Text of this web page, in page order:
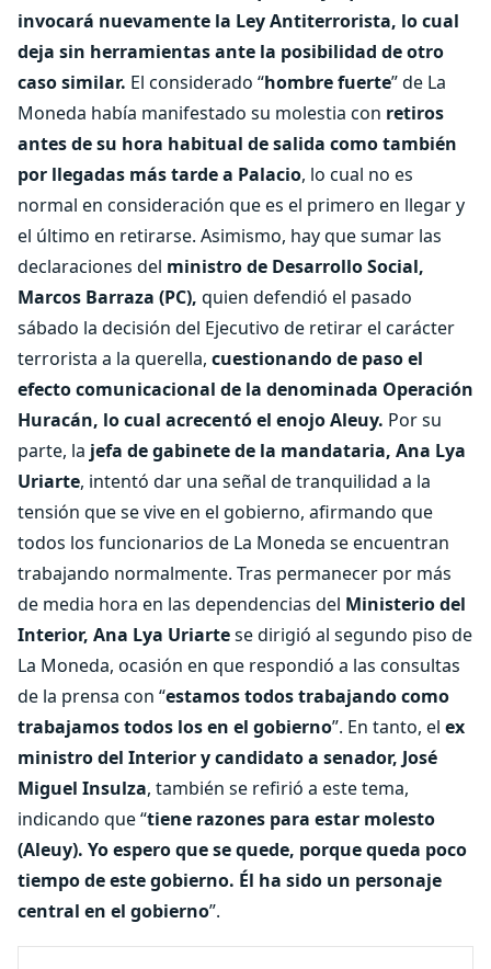
invocará nuevamente la Ley Antiterrorista, lo cual
deja sin herramientas ante la posibilidad de otro
caso similar. El considerado “hombre fuerte” de La
Moneda había manifestado su molestia con retiros
antes de su hora habitual de salida como también
por llegadas más tarde a Palacio, lo cual no es
normal en consideración que es el primero en llegar y
el último en retirarse. Asimismo, hay que sumar las
declaraciones del ministro de Desarrollo Social,
Marcos Barraza (PC), quien defendió el pasado
sábado la decisión del Ejecutivo de retirar el carácter
terrorista a la querella, cuestionando de paso el
efecto comunicacional de la denominada Operación
Huracán, lo cual acrecentó el enojo Aleuy. Por su
parte, la jefa de gabinete de la mandataria, Ana Lya
Uriarte, intentó dar una señal de tranquilidad a la
tensión que se vive en el gobierno, afirmando que
todos los funcionarios de La Moneda se encuentran
trabajando normalmente. Tras permanecer por más
de media hora en las dependencias del Ministerio del
Interior, Ana Lya Uriartese dirigió al segundo piso de
La Moneda, ocasión en que respondió a las consultas
de la prensa con “estamos todos trabajando como
trabajamos todos los en el gobierno”. En tanto, el ex
ministro del Interior y candidato a senador, José
Miguel Insulza, también se refirió a este tema,
indicando que “tiene razones para estar molesto
(Aleuy). Yo espero que se quede, porque queda poco
tiempo de este gobierno. Él ha sido un personaje
central en el gobierno”.